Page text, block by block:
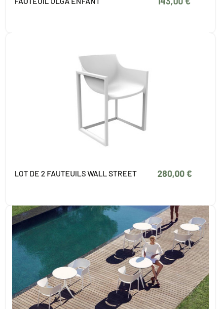
LOT DE 2 FAUTEUILS WALL STREET 280,00 €